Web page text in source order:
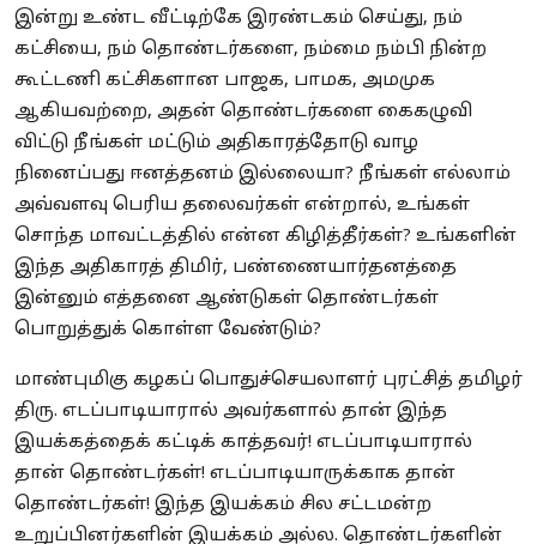
இன்று உண்ட வீட்டிற்கே இரண்டகம் செய்து, நம்
கட்சியை, நம் தொண்டர்களை, நம்மை நம்பி நின்ற
கூட்டணி கட்சிகளான பாஜக, பாமக, அமமுக
ஆகியவற்றை, அதன் தொண்டர்களை கைகழுவி
விட்டு நீங்கள் மட்டும் அதிகாரத்தோடு வாழ
நினைப்பது ஈனத்தனம் இல்லையா? நீங்கள் எல்லாம்
அவ்வளவு பெரிய தலைவர்கள் என்றால், உங்கள்
சொந்த மாவட்டத்தில் என்ன கிழித்தீர்கள்? உங்களின்
இந்த அதிகாரத் திமிர், பண்ணையார்தனத்தை
இன்னும் எத்தனை ஆண்டுகள் தொண்டர்கள்
பொறுத்துக் கொள்ள வேண்டும்?
மாண்புமிகு கழகப் பொதுச்செயலாளர் புரட்சித் தமிழர்
திரு. எடப்பாடியாரால் அவர்களால் தான் இந்த
இயக்கத்தைக் கட்டிக் காத்தவர்! எடப்பாடியாரால்
தான் தொண்டர்கள்! எடப்பாடியாருக்காக தான்
தொண்டர்கள்! இந்த இயக்கம் சில சட்டமன்ற
உறுப்பினர்களின் இயக்கம் அல்ல. தொண்டர்களின்